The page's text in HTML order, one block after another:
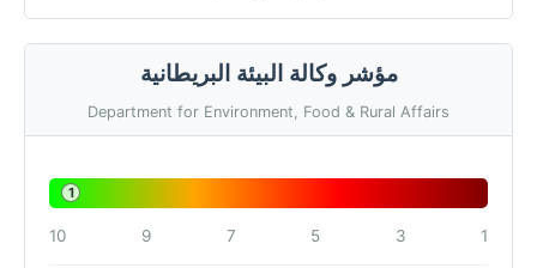
مؤشر وكالة البيئة البريطانية
Department for Environment, Food & Rural Affairs
1
1
3
5
7
9
10